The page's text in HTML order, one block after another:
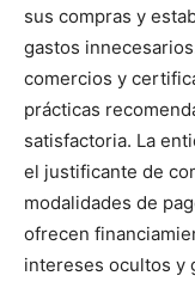
sus compras y
gastos
comercios y
prácticas
satisfactoria. La
el justificante de
modalidades de
ofrecen
intereses ocultos y